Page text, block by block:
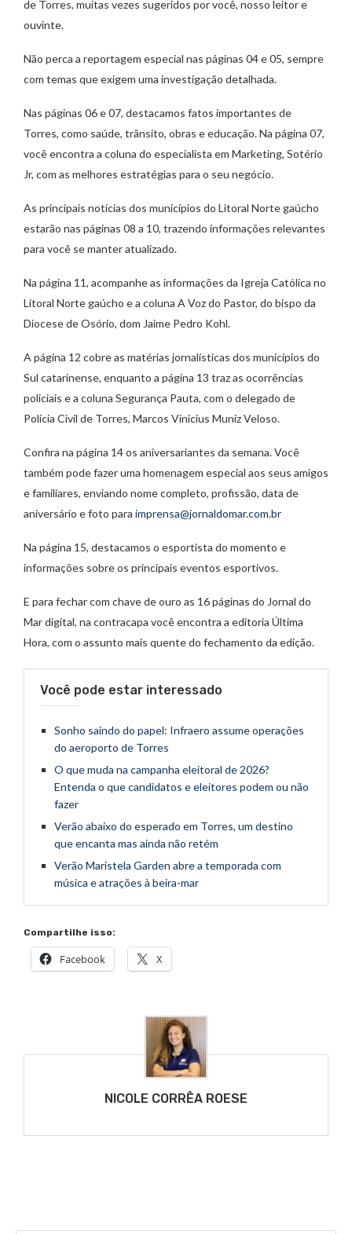
de Torres, muitas vezes sugeridos por você, nosso leitor e
ouvinte.
Não perca a reportagem especial nas páginas 04 e 05, sempre
com temas que exigem uma investigação detalhada.
Nas páginas 06 e 07, destacamos fatos importantes de
Torres, como saúde, trânsito, obras e educação. Na página 07,
você encontra a coluna do especialista em Marketing, Sotério
Jr, com as melhores estratégias para o seu negócio.
As principais notícias dos municípios do Litoral Norte gaúcho
estarão nas páginas 08 a 10, trazendo informações relevantes
para você se manter atualizado.
Na página 11, acompanhe as informações da Igreja Católica no
Litoral Norte gaúcho e a coluna A Voz do Pastor, do bispo da
Diocese de Osório, dom Jaime Pedro Kohl.
A página 12 cobre as matérias jornalísticas dos municípios do
Sul catarinense, enquanto a página 13 traz as ocorrências
policiais e a coluna Segurança Pauta, com o delegado de
Polícia Civil de Torres, Marcos Vinicius Muniz Veloso.
Confira na página 14 os aniversariantes da semana. Você
também pode fazer uma homenagem especial aos seus amigos
e familiares, enviando nome completo, profissão, data de
aniversário e foto para imprensa@jornaldomar.com.br
Na página 15, destacamos o esportista do momento e
informações sobre os principais eventos esportivos.
E para fechar com chave de ouro as 16 páginas do Jornal do
Mar digital, na contracapa você encontra a editoria Última
Hora, com o assunto mais quente do fechamento da edição.
Você pode estar interessado
Sonho saindo do papel: Infraero assume operações
do aeroporto de Torres
O que muda na campanha eleitoral de 2026?
Entenda o que candidatos e eleitores podem ou não
fazer
Verão abaixo do esperado em Torres, um destino
que encanta mas ainda não retém
Verão Maristela Garden abre a temporada com
música e atrações à beira-mar
Compartilhe isso:
Facebook X
NICOLE CORRÊA ROESE